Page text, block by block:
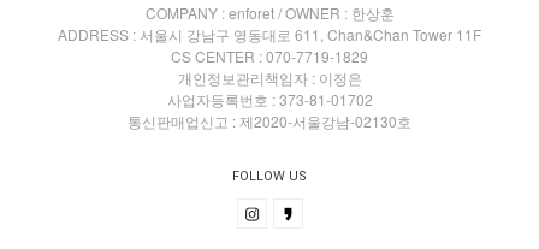
COMPANY : enforet / OWNER : 한상훈
ADDRESS : 서울시 강남구 영동대로 611, Chan&Chan Tower 11F
CS CENTER : 070-7719-1829
개인정보관리책임자 : 이정은
사업자등록번호 : 373-81-01702
통신판매업신고 : 제2020-서울강남-02130호
FOLLOW US